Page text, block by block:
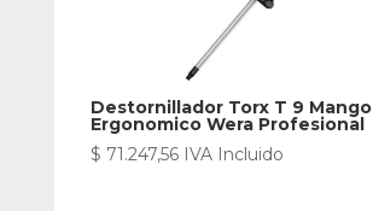
Destornillador Torx T 9 Mango
Ergonomico Wera Profesional
$ 71.247,56 IVA Incluido